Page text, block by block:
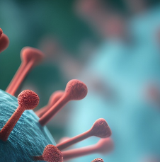
Núcleo de Cardiopneumologistas
Núcleo de Enfermeiros
Núcleo de Fisioterapeutas Respiratórios
Núcleo Jovens Pneumologistas
Grupo de Estudos Défice de Alfa-1
Núcleo de Estudo de Fibrose Quística